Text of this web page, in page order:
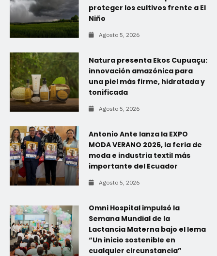
proteger los cultivos frente a El
Niño
Agosto 5, 2026
Natura presenta Ekos Cupuaçu:
innovación amazónica para
una piel más firme, hidratada y
tonificada
Agosto 5, 2026
Antonio Ante lanza la EXPO
MODA VERANO 2026, la feria de
moda e industria textil más
importante del Ecuador
Agosto 5, 2026
Omni Hospital impulsó la
Semana Mundial de la
Lactancia Materna bajo el lema
“Un inicio sostenible en
cualquier circunstancia”